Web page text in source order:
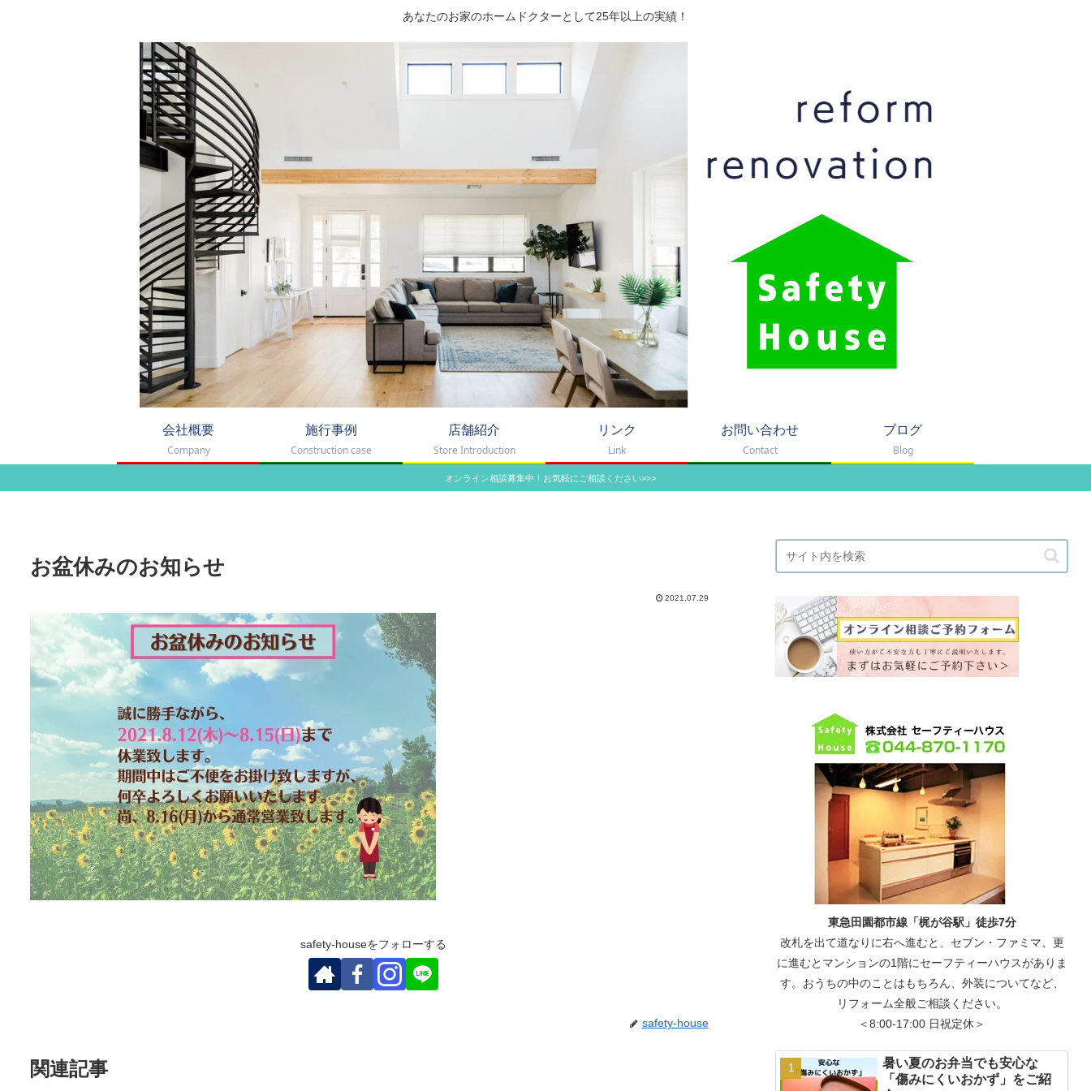
あなたのお家のホームドクターとして25年以上の実績！
会社概要
Company
施行事例
Construction case
店舗紹介
Store Introduction
リンク
Link
お問い合わせ
Contact
ブログ
Blog
オンライン相談募集中！お気軽にご相談ください>>>
お盆休みのお知らせ
2021.07.29
safety-houseをフォローする
safety-house
関連記事
東急田園都市線「梶が谷駅」徒歩7分
改札を出て道なりに右へ進むと、セブン・ファミマ、更
に進むとマンションの1階にセーフティーハウスがありま
す。おうちの中のことはもちろん、外装についてなど、
リフォーム全般ご相談ください。
＜8:00-17:00 日祝定休＞
暑い夏のお弁当でも安心な
「傷みにくいおかず」をご紹